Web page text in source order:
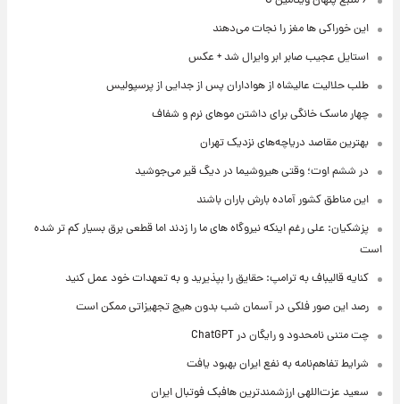
این خوراکی ها مغز را نجات می‌دهند
استایل عجیب صابر ابر وایرال شد + عکس
طلب حلالیت عالیشاه از هواداران پس از جدایی از پرسپولیس
چهار ماسک خانگی برای داشتن موهای نرم و شفاف
بهترین مقاصد دریاچه‌های نزدیک تهران
در ششم اوت؛ وقتی هیروشیما در دیگ قیر می‌جوشید
این مناطق کشور آماده بارش باران باشند
پزشکیان: علی رغم اینکه نیروگاه های ما را زدند اما قطعی برق بسیار کم تر شده
است
کنایه قالیباف به ترامپ: حقایق را بپذیرید و به تعهدات خود عمل کنید
رصد این صور فلکی در آسمان شب بدون هیچ تجهیزاتی ممکن است
چت متنی نامحدود و رایگان در ChatGPT
شرایط تفاهم‌نامه به نفع ایران بهبود یافت
سعید عزت‌اللهی ارزشمندترین هافبک فوتبال ایران